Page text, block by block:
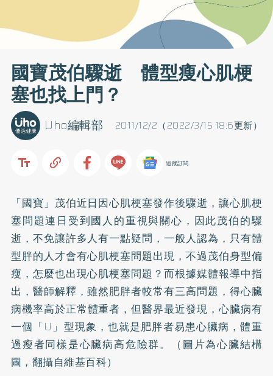
國寶茂伯驟逝 體型瘦心肌梗
塞也找上門？
2011/12/2（2022/3/15 18:6更新）
Uho編輯部
追蹤訂閱
「國寶」茂伯近日因心肌梗塞發作後驟逝，讓心肌梗
塞問題連日受到國人的重視與關心，因此茂伯的驟
逝，不免讓許多人有一點疑問，一般人認為，只有體
型胖的人才會有心肌梗塞問題出現，不過茂伯身型偏
瘦，怎麼也出現心肌梗塞問題？而根據媒體報導中指
出，醫師解釋，雖然肥胖者較常有三高問題，得心臟
病機率高於正常體重者，但醫界最近發現，心臟病有
一個「U」型現象，也就是肥胖者易患心臟病，體重
過瘦者同樣是心臟病高危險群。（圖片為心臟結構
圖，翻攝自維基百科）